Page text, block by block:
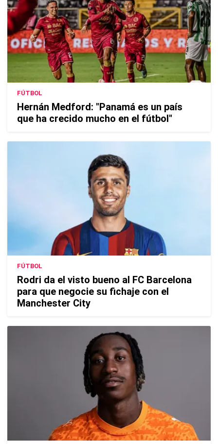
FÚTBOL
Hernán Medford: "Panamá es un país
que ha crecido mucho en el fútbol"
FÚTBOL
Rodri da el visto bueno al FC Barcelona
para que negocie su fichaje con el
Manchester City